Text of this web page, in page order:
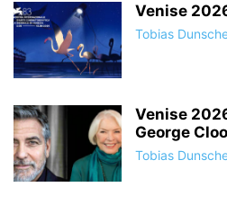
Venise
Tobias
Venise
George
Tobias